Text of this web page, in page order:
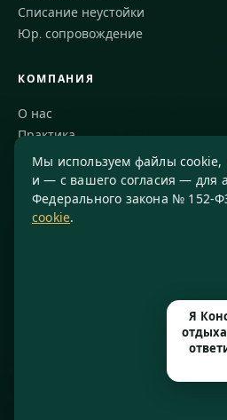
Списание неустойки
Юр. сопровождение
КОМПАНИЯ
О нас
Практика
Блог
Команда
Благодарности
Москва, Варшавское шоссе,
Мы используем файлы cookie,
и — с вашего согласия — для
Федерального закона № 152-
cookie.
Я